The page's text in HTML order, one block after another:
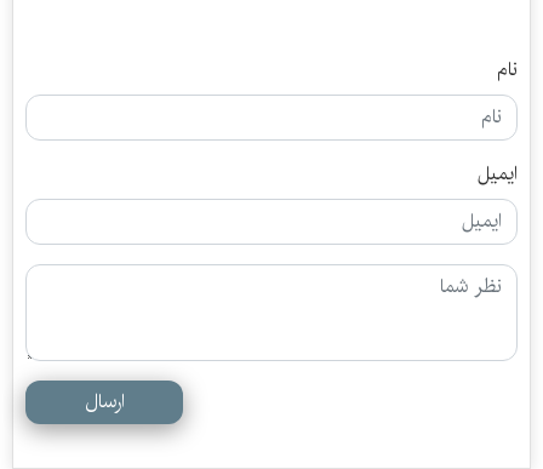
نام
ایمیل
ارسال